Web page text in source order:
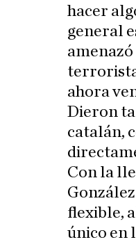
hacer
general
ahora
Dieron
catalán,
Con la
flexible,
único en